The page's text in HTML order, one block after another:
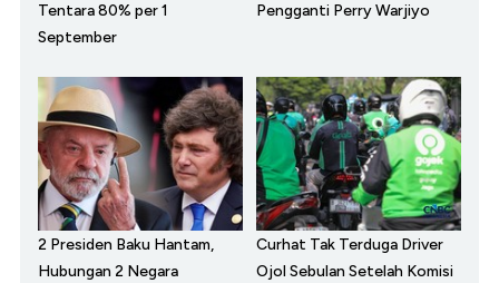
Tentara 80% per 1
September
Pengganti Perry Warjiyo
2 Presiden Baku Hantam,
Hubungan 2 Negara
Curhat Tak Terduga Driver
Ojol Sebulan Setelah Komisi